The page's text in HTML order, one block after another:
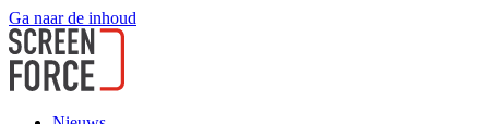
Ga naar de inhoud